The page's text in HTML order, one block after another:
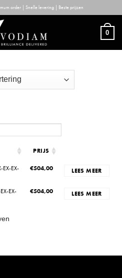
order | Snelle levering | Beste prijzen
0
PRIJS
EX-
€504,00 LEES MEER
EX-
€504,00 LEES MEER